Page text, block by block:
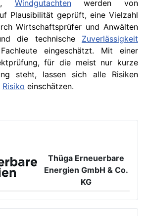
Windgutachtenwerden von
Plausibilität geprüft, eine Vielzahl
Wirtschaftsprüfer und Anwälten
die technische Zuverlässigkeit
eingeschätzt. Mit einer
für die meist nur kurze
steht, lassen sich alle Risiken
Risiko einschätzen.
Thüga Erneuerbare
Energien GmbH & Co.
KG
www.ee.thuega.de